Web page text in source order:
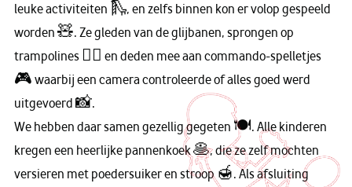
leuke activiteiten 🛝, en zelfs binnen kon er volop gespeeld
worden 🧸. Ze gleden van de glijbanen, sprongen op
trampolines 🤸‍♂ en deden mee aan commando-spelletjes
🎮 waarbij een camera controleerde of alles goed werd
uitgevoerd 📸.
We hebben daar samen gezellig gegeten 🍽. Alle kinderen
kregen een heerlijke pannenkoek 🥞, die ze zelf mochten
versieren met poedersuiker en stroop 🍯. Als afsluiting